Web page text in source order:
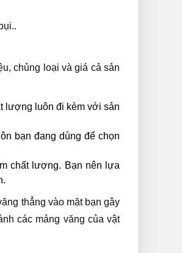
chủng loại và giá cả sản
lượng luôn đi kèm với sản
bạn đang dùng để chọn
chất lượng. Bạn nên lựa
thẳng vào mặt bạn gây
các mảng văng của vật